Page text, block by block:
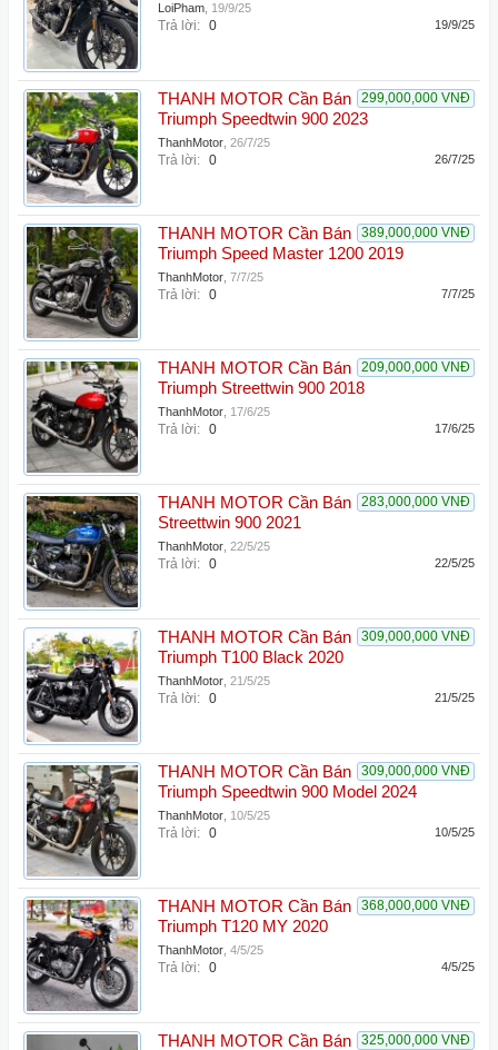
LoiPham 19/9/25
Trả lời: 0 19/9/25
299,000,000 VNĐ
THANH MOTOR Cần Bán
Triumph Speedtwin 900 2023
ThanhMotor 26/7/25
Trả lời: 0 26/7/25
389,000,000 VNĐ
THANH MOTOR Cần Bán
Triumph Speed Master 1200 2019
ThanhMotor 7/7/25
Trả lời: 0 7/7/25
209,000,000 VNĐ
THANH MOTOR Cần Bán
Triumph Streettwin 900 2018
ThanhMotor 17/6/25
Trả lời: 0 17/6/25
283,000,000 VNĐ
THANH MOTOR Cần Bán
Streettwin 900 2021
ThanhMotor 22/5/25
Trả lời: 0 22/5/25
309,000,000 VNĐ
THANH MOTOR Cần Bán
Triumph T100 Black 2020
ThanhMotor 21/5/25
Trả lời: 0 21/5/25
309,000,000 VNĐ
THANH MOTOR Cần Bán
Triumph Speedtwin 900 Model 2024
ThanhMotor 10/5/25
Trả lời: 0 10/5/25
368,000,000 VNĐ
THANH MOTOR Cần Bán
Triumph T120 MY 2020
ThanhMotor 4/5/25
Trả lời: 0 4/5/25
325,000,000 VNĐ
THANH MOTOR Cần Bán